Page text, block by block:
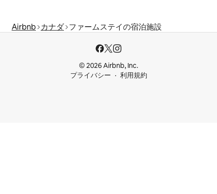
Airbnb カナダ ファームステイの宿泊施設
© 2026 Airbnb, Inc.
プライバシー
利用規約